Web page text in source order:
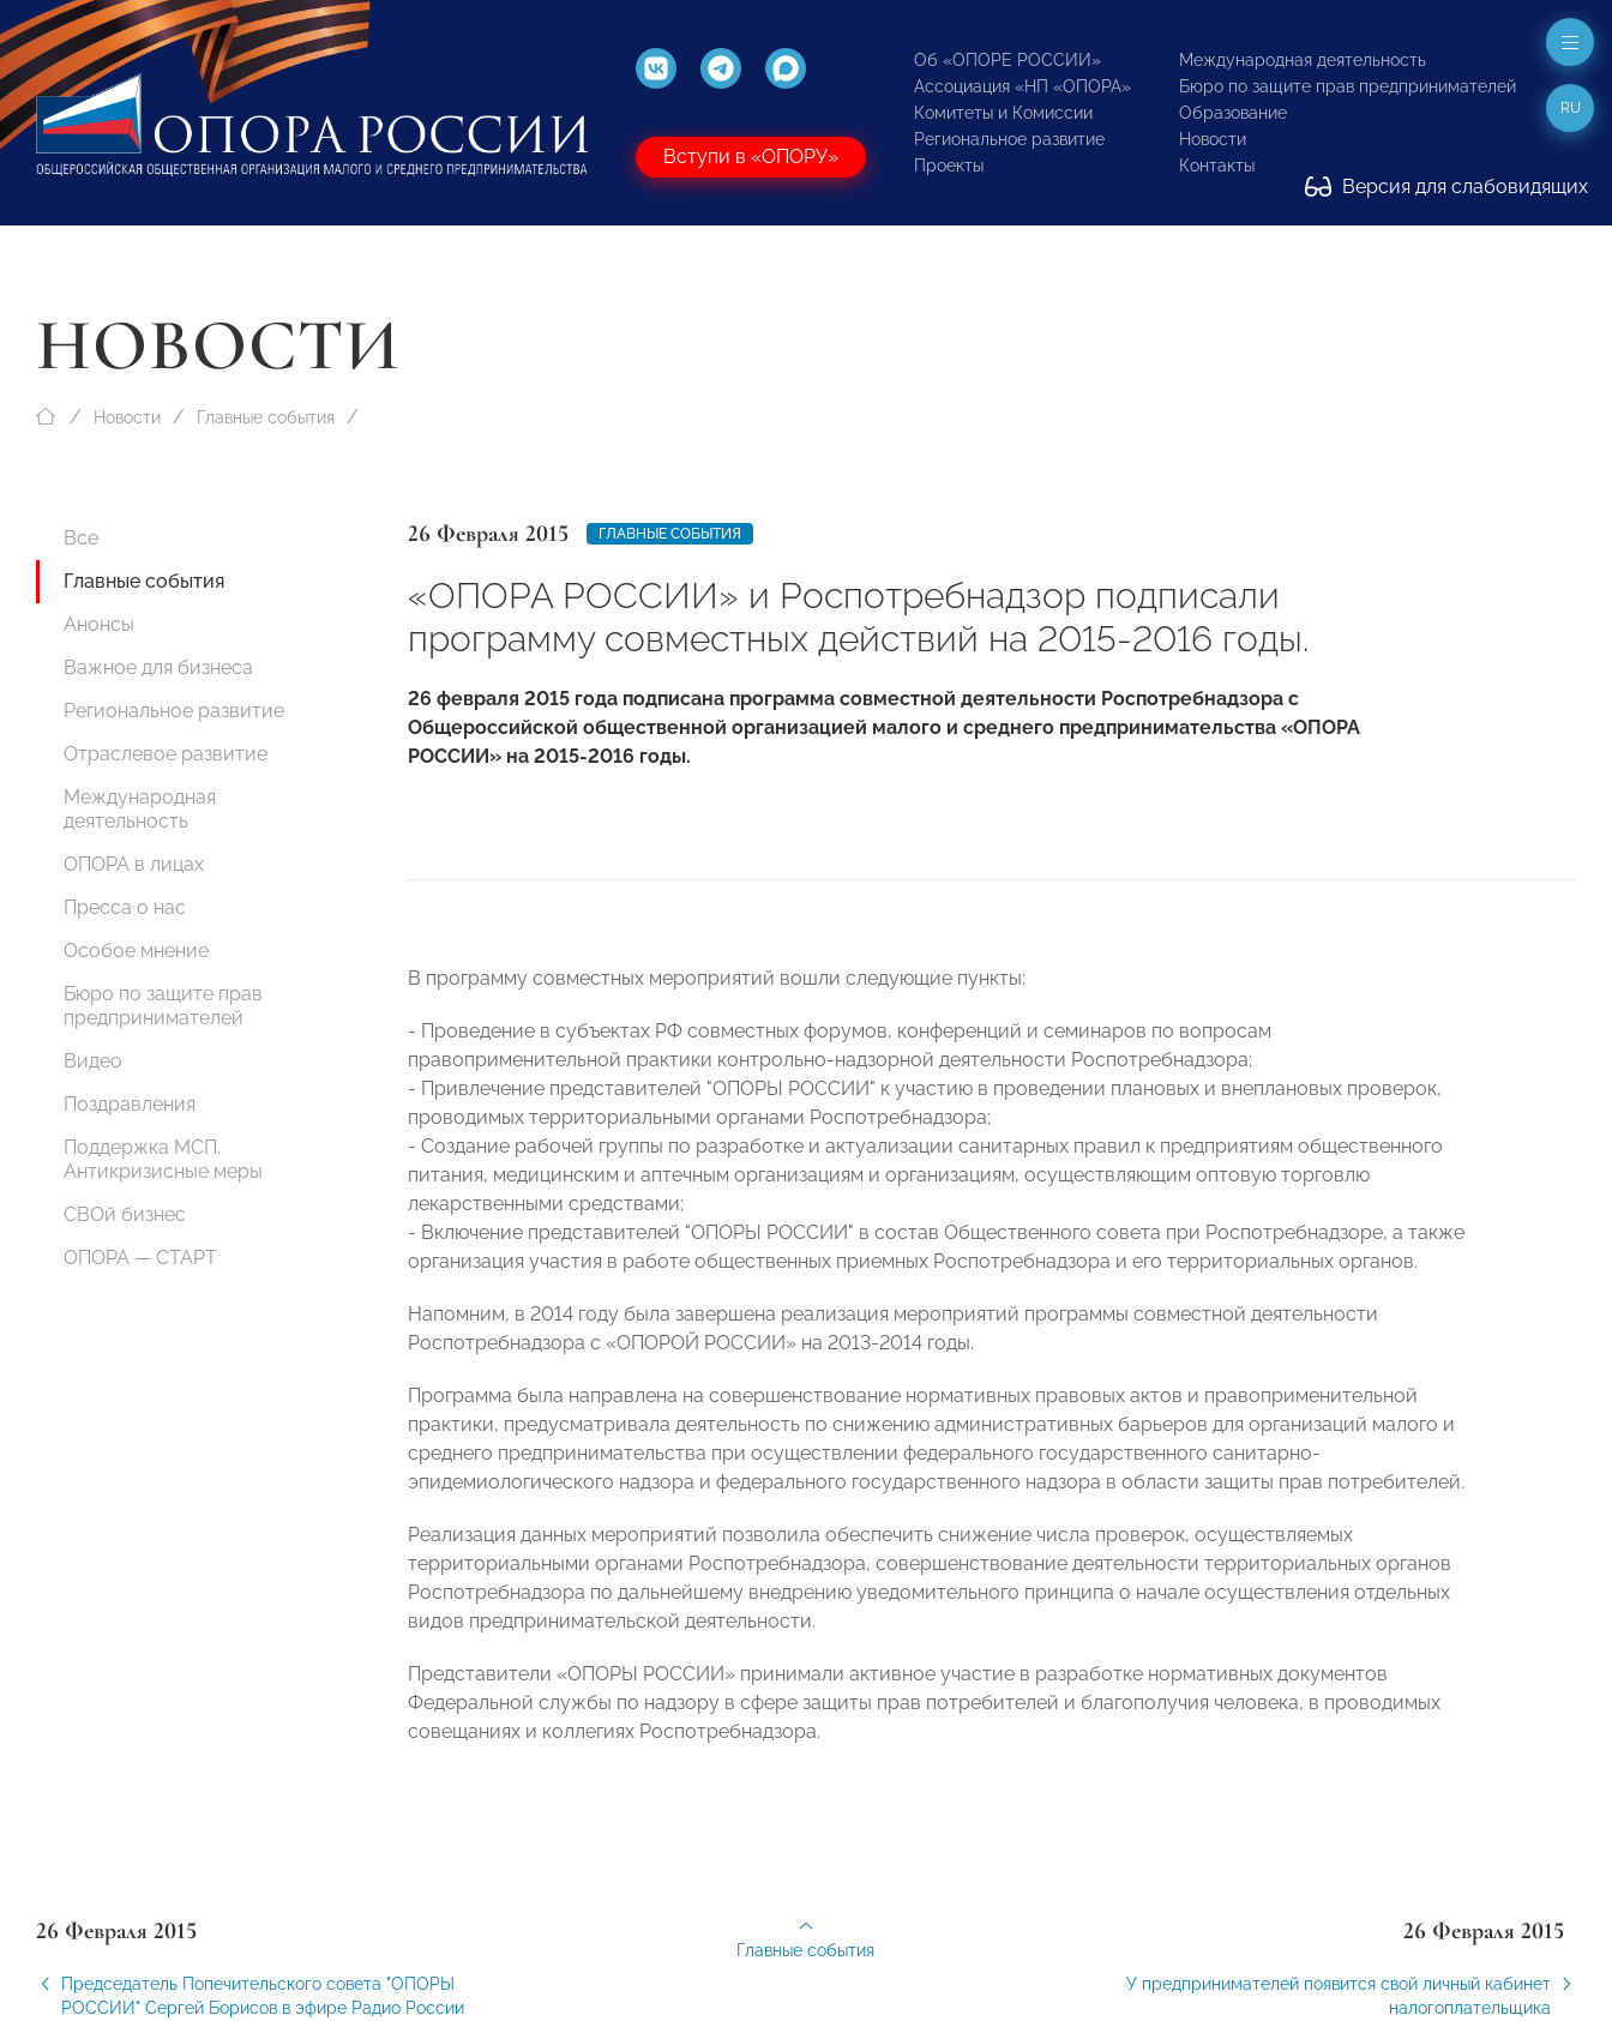
Вступи в «ОПОРУ»
Об «ОПОРЕ РОССИИ»
Ассоциация «НП «ОПОРА»
Комитеты и Комиссии
Региональное развитие
Проекты
Международная деятельность
Бюро по защите прав предпринимателей
Образование
Новости
Контакты
Версия для слабовидящих
RU
НОВОСТИ
Новости Главные события
Все
Главные события
Анонсы
Важное для бизнеса
Региональное развитие
Отраслевое развитие
Международная
деятельность
ОПОРА в лицах
Пресса о нас
Особое мнение
Бюро по защите прав
предпринимателей
Видео
Поздравления
Поддержка МСП.
Антикризисные меры
СВОй бизнес
ОПОРА — СТАРТ
26 Февраля 2015 ГЛАВНЫЕ СОБЫТИЯ
«ОПОРА РОССИИ» и Роспотребнадзор подписали
программу совместных действий на 2015-2016 годы.
26 февраля 2015 года подписана программа совместной деятельности Роспотребнадзора с
Общероссийской общественной организацией малого и среднего предпринимательства «ОПОРА
РОССИИ» на 2015-2016 годы.
В программу совместных мероприятий вошли следующие пункты:
- Проведение в субъектах РФ совместных форумов, конференций и семинаров по вопросам
правоприменительной практики контрольно-надзорной деятельности Роспотребнадзора;
- Привлечение представителей "ОПОРЫ РОССИИ" к участию в проведении плановых и внеплановых проверок,
проводимых территориальными органами Роспотребнадзора;
- Создание рабочей группы по разработке и актуализации санитарных правил к предприятиям общественного
питания, медицинским и аптечным организациям и организациям, осуществляющим оптовую торговлю
лекарственными средствами;
- Включение представителей "ОПОРЫ РОССИИ" в состав Общественного совета при Роспотребнадзоре, а также
организация участия в работе общественных приемных Роспотребнадзора и его территориальных органов.
Напомним, в 2014 году была завершена реализация мероприятий программы совместной деятельности
Роспотребнадзора с «ОПОРОЙ РОССИИ» на 2013-2014 годы.
Программа была направлена на совершенствование нормативных правовых актов и правоприменительной
практики, предусматривала деятельность по снижению административных барьеров для организаций малого и
среднего предпринимательства при осуществлении федерального государственного санитарно-
эпидемиологического надзора и федерального государственного надзора в области защиты прав потребителей.
Реализация данных мероприятий позволила обеспечить снижение числа проверок, осуществляемых
территориальными органами Роспотребнадзора, совершенствование деятельности территориальных органов
Роспотребнадзора по дальнейшему внедрению уведомительного принципа о начале осуществления отдельных
видов предпринимательской деятельности.
Представители «ОПОРЫ РОССИИ» принимали активное участие в разработке нормативных документов
Федеральной службы по надзору в сфере защиты прав потребителей и благополучия человека, в проводимых
совещаниях и коллегиях Роспотребнадзора.
26 Февраля 2015
Председатель Попечительского совета "ОПОРЫ
РОССИИ" Сергей Борисов в эфире Радио России
26 Февраля 2015
У предпринимателей появится свой личный кабинет
налогоплательщика
Главные события